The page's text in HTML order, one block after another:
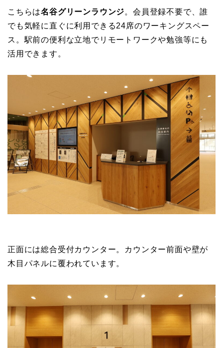
こちらは名谷グリーンラウンジ。会員登録不要で、誰
でも気軽に直ぐに利用できる24席のワーキングスペー
ス。駅前の便利な立地でリモートワークや勉強等にも
活用できます。
正面には総合受付カウンター。カウンター前面や壁が
木目パネルに覆われています。